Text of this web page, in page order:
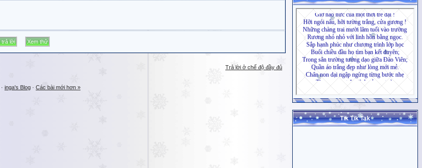
Trả lời ở chế độ đầy đủ
· inga's Blog · Các bài mới hơn »
Tik Tik Tak